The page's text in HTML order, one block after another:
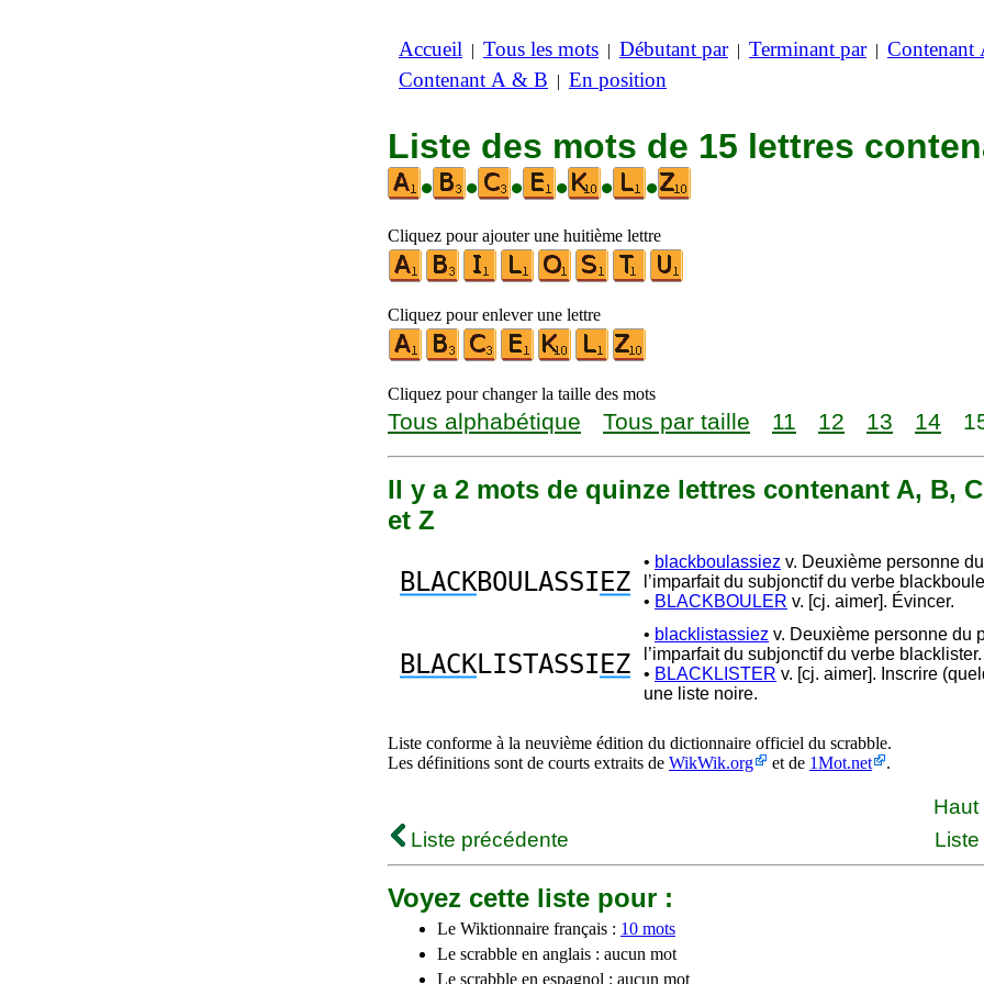
Accueil | Tous les mots | Débutant par| Terminant par| Contenant
Contenant A & B | En position
Liste des mots de 15 lettres
•
• • • • •
Cliquez pour ajouter une huitième lettre
Cliquez pour enlever une lettre
Cliquez pour changer la taille des mots
Tous alphabétique Tous par taille 11 12 13 14
Il y a 2 mots de quinze lettres contenant A, B,
et Z
BLACKBOULASSI EZ
• blackboulassiez v. Deuxième personne
l’imparfait du subjonctif du verbe
• BLACKBOULER v. [cj. aimer]. Évincer.
BLACKLISTASSI EZ
• blacklistassiez v. Deuxième personne du
l’imparfait du subjonctif du verbe blacklister.
• BLACKLISTER v. [cj. aimer]. Inscrire
une liste noire.
Liste conforme à la neuvième édition du dictionnaire officiel du scrabble.
Les définitions sont de courts extraits de WikWik.org et de 1Mot.net .
Haut
Liste précédente
Voyez cette liste pour :
Le Wiktionnaire français : 10 mots
Le scrabble en anglais : aucun mot
Le scrabble en espagnol : aucun mot